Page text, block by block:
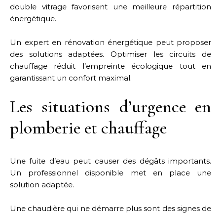
double vitrage favorisent une meilleure répartition
énergétique.
Un expert en rénovation énergétique peut proposer
des solutions adaptées. Optimiser les circuits de
chauffage réduit l’empreinte écologique tout en
garantissant un confort maximal.
Les situations d’urgence en
plomberie et chauffage
Une fuite d’eau peut causer des dégâts importants.
Un professionnel disponible met en place une
solution adaptée.
Une chaudière qui ne démarre plus sont des signes de